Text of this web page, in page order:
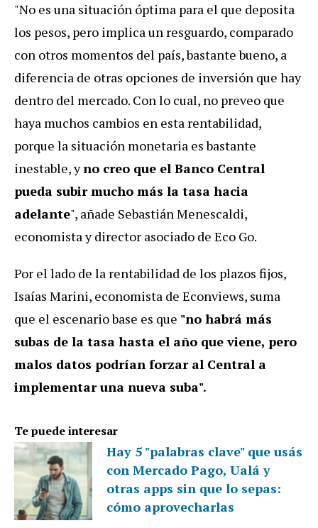
"No es una situación óptima para el que deposita
los pesos, pero implica un resguardo, comparado
con otros momentos del país, bastante bueno, a
diferencia de otras opciones de inversión que hay
dentro del mercado. Con lo cual, no preveo que
haya muchos cambios en esta rentabilidad,
porque la situación monetaria es bastante
inestable, yno creo que el Banco Central
pueda subir mucho más la tasa hacia
adelante", añade Sebastián Menescaldi,
economista y director asociado de Eco Go.
Por el lado de la rentabilidad de los plazos fijos,
Isaías Marini, economista de Econviews, suma
que el escenario base es que "no habrá más
subas de la tasa hasta el año que viene, pero
malos datos podrían forzar al Central a
implementar una nueva suba".
Te puede interesar
Hay 5 "palabras clave" que usás
con Mercado Pago, Ualá y
otras apps sin que lo sepas:
cómo aprovecharlas